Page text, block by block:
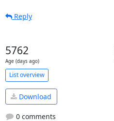
Reply
5762
Age (days ago)
List overview
Download
0 comments